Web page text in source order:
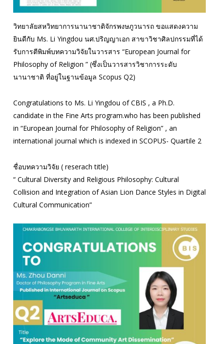
วิทยาลัยสหวิทยาการนานาชาติจักรพงษภูวนารถ ขอแสดงความ
ยินดีกับ Ms. Li Yingdou นศ.ปริญญาเอก สาขาวิชาศิลปกรรมที่ได้
รับการตีพิมพ์บทความวิจัยในวารสาร “European Journal for
Philosophy of Religion ” (ซึ่งเป็นวารสารวิชาการระดับ
นานาชาติ ที่อยู่ในฐานข้อมูล Scopus Q2)
Congratulations to Ms. Li Yingdou of CBIS , a Ph.D.
candidate in the Fine Arts program.who has been published
in “European Journal for Philosophy of Religion” , an
international journal which is indexed in SCOPUS- Quartile 2
ชื่อบทความวิจัย ( reserach title)
“ Cultural Diversity and Religious Philosophy: Cultural
Collision and Integration of Asian Lion Dance Styles in Digital
Cultural Communication”